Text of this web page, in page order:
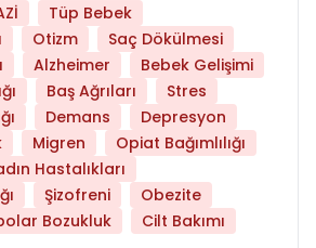
Tüp Bebek
Otizm
Saç Dökülmesi
Alzheimer
Bebek Gelişimi
Baş Ağrıları
Stres
Demans
Depresyon
Migren
Opiat Bağımlılığı
Hastalıkları
Şizofreni
Obezite
Bozukluk Cilt Bakımı